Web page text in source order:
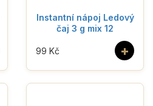
Instantní nápoj Ledový
čaj 3 g mix 12
+
99 Kč